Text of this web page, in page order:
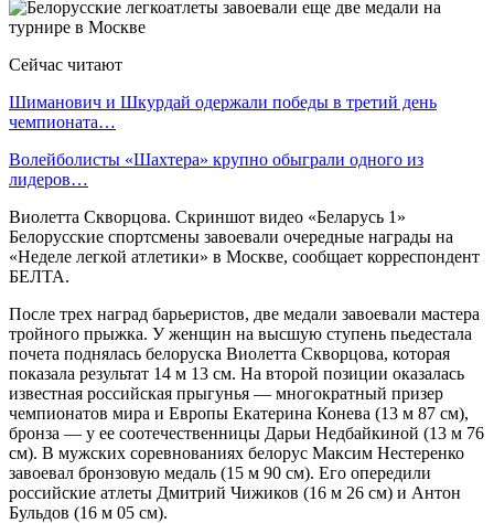
Сейчас читают
Шиманович и Шкурдай одержали победы в третий день
чемпионата…
Волейболисты «Шахтера» крупно обыграли одного из
лидеров…
Виолетта Скворцова. Скриншот видео «Беларусь 1»
Белорусские спортсмены завоевали очередные награды на
«Неделе легкой атлетики» в Москве, сообщает корреспондент
БЕЛТА.
После трех наград барьеристов, две медали завоевали мастера
тройного прыжка. У женщин на высшую ступень пьедестала
почета поднялась белоруска Виолетта Скворцова, которая
показала результат 14 м 13 см. На второй позиции оказалась
известная российская прыгунья — многократный призер
чемпионатов мира и Европы Екатерина Конева (13 м 87 см),
бронза — у ее соотечественницы Дарьи Недбайкиной (13 м 76
см). В мужских соревнованиях белорус Максим Нестеренко
завоевал бронзовую медаль (15 м 90 см). Его опередили
российские атлеты Дмитрий Чижиков (16 м 26 см) и Антон
Бульдов (16 м 05 см).